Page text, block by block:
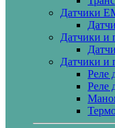
Датчики
Датчики
Датчики
Реле
Реле